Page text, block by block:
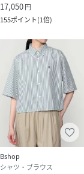
17,050円
155ポイント(1倍)
Bshop
シャツ・ブラウス